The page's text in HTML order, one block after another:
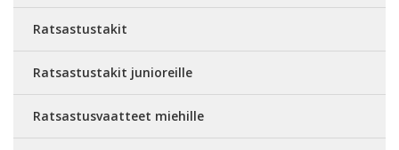
Ratsastustakit
Ratsastustakit junioreille
Ratsastusvaatteet miehille